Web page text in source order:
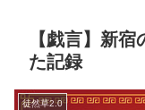
【戯言】新
た記録
徒然草2.0